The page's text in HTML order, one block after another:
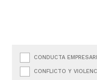
CONDUCTA
CONFLICTO Y